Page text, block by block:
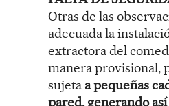
Otras de las
adecuada la
extractora del
manera provisional,
sujeta a pequeñas
pared, generando